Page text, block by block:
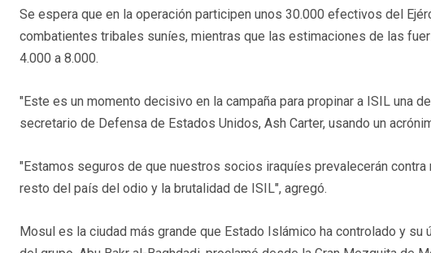
Se espera que en la operación participen unos 30.000 efectivos del
combatientes tribales suníes, mientras que las estimaciones de las
4.000 a 8.000.
"Este es un momento decisivo en la campaña para propinar a ISIL una
secretario de Defensa de Estados Unidos, Ash Carter, usando un
"Estamos seguros de que nuestros socios iraquíes prevalecerán contra
resto del país del odio y la brutalidad de ISIL", agregó.
Mosul es la ciudad más grande que Estado Islámico ha controlado y